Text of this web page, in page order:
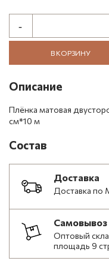
В КОРЗИНУ
Описание
Плёнка матовая
см*10 м
Состав
Доставка
Доставка по
Самовывоз
Оптовый
площадь 9